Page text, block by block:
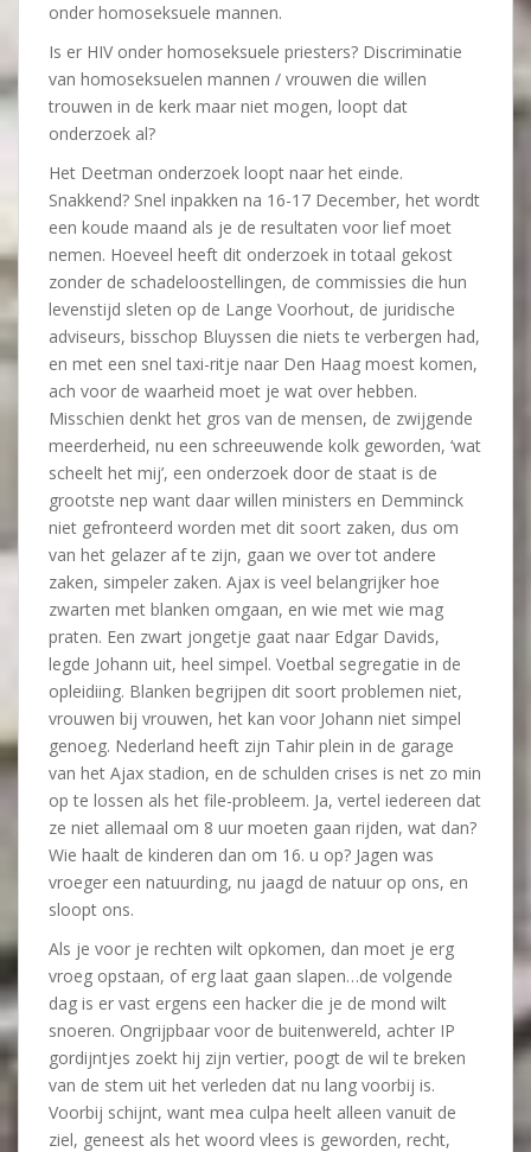
onder homoseksuele mannen.
Is er HIV onder homoseksuele priesters? Discriminatie
van homoseksuelen mannen / vrouwen die willen
trouwen in de kerk maar niet mogen, loopt dat
onderzoek al?
Het Deetman onderzoek loopt naar het einde.
Snakkend? Snel inpakken na 16-17 December, het wordt
een koude maand als je de resultaten voor lief moet
nemen. Hoeveel heeft dit onderzoek in totaal gekost
zonder de schadeloostellingen, de commissies die hun
levenstijd sleten op de Lange Voorhout, de juridische
adviseurs, bisschop Bluyssen die niets te verbergen had,
en met een snel taxi-ritje naar Den Haag moest komen,
ach voor de waarheid moet je wat over hebben.
Misschien denkt het gros van de mensen, de zwijgende
meerderheid, nu een schreeuwende kolk geworden, ‘wat
scheelt het mij’, een onderzoek door de staat is de
grootste nep want daar willen ministers en Demminck
niet gefronteerd worden met dit soort zaken, dus om
van het gelazer af te zijn, gaan we over tot andere
zaken, simpeler zaken. Ajax is veel belangrijker hoe
zwarten met blanken omgaan, en wie met wie mag
praten. Een zwart jongetje gaat naar Edgar Davids,
legde Johann uit, heel simpel. Voetbal segregatie in de
opleidiing. Blanken begrijpen dit soort problemen niet,
vrouwen bij vrouwen, het kan voor Johann niet simpel
genoeg. Nederland heeft zijn Tahir plein in de garage
van het Ajax stadion, en de schulden crises is net zo min
op te lossen als het file-probleem. Ja, vertel iedereen dat
ze niet allemaal om 8 uur moeten gaan rijden, wat dan?
Wie haalt de kinderen dan om 16. u op? Jagen was
vroeger een natuurding, nu jaagd de natuur op ons, en
sloopt ons.
Als je voor je rechten wilt opkomen, dan moet je erg
vroeg opstaan, of erg laat gaan slapen…de volgende
dag is er vast ergens een hacker die je de mond wilt
snoeren. Ongrijpbaar voor de buitenwereld, achter IP
gordijntjes zoekt hij zijn vertier, poogt de wil te breken
van de stem uit het verleden dat nu lang voorbij is.
Voorbij schijnt, want mea culpa heelt alleen vanuit de
ziel, geneest als het woord vlees is geworden, recht,